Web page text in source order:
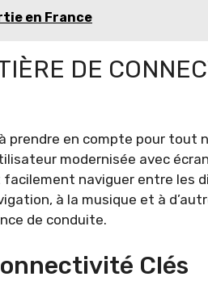
en France
DE
en compte pour tout
modernisée avec
naviguer entre les
à la musique et à
de conduite.
Clés